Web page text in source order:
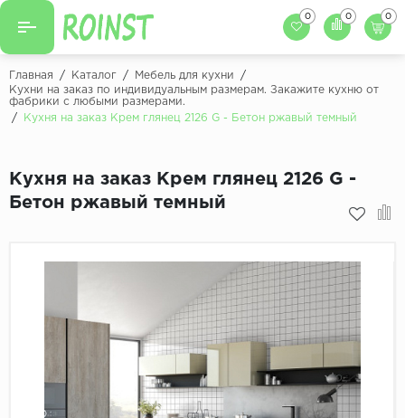
Назад
Кухни на заказ
Кухонный фартук
Мойки для кухни
Декоры столешниц
Декоры обоев под мебель
0 0 0
Главная / Каталог / Мебель для кухни
/
Кухни на заказ по индивидуальным размерам. Закажите кухню от
фабрики с любыми размерами.
/
Кухня на заказ Крем глянец 2126 G - Бетон ржавый темный
Кухня на заказ Крем глянец 2126 G -
Бетон ржавый темный